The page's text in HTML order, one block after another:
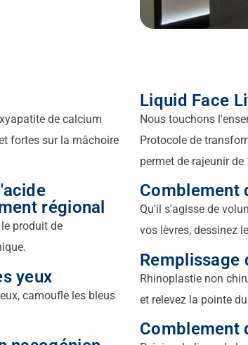
de calcium
fortes sur la mâchoire
régional
produit de
yeux
camoufle les bleus
Liquid Face
Nous touchons
Protocole de
permet de rajeunir
Comblement
Qu'il s'agisse de
vos lèvres, dessinez
Remplissage
Rhinoplastie non
et relevez la pointe
Comblement